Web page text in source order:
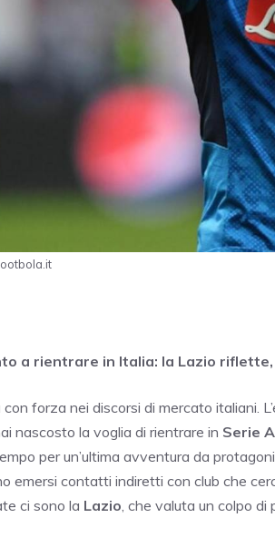
a rientrare in Italia: la Lazio
forza nei discorsi di mercato italiani.
nascosto la voglia di rientrare in Serie A
per un’ultima avventura da
emersi contatti indiretti con club che
ci sono la Lazio , che valuta un colpo di